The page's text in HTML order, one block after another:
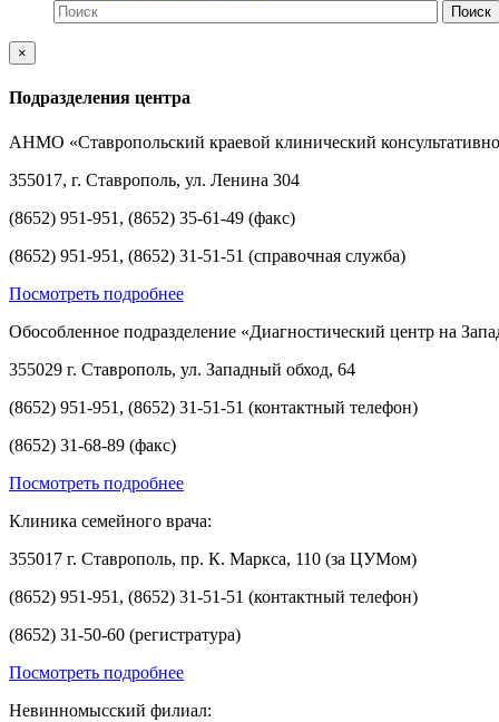
×
Подразделения центра
АНМО «Ставропольский краевой клинический
355017, г. Ставрополь, ул. Ленина 304
(8652) 951-951, (8652) 35-61-49 (факс)
(8652) 951-951, (8652) 31-51-51 (справочная служба)
Посмотреть подробнее
Обособленное подразделение «Диагностический центр на
355029 г. Ставрополь, ул. Западный обход, 64
(8652) 951-951, (8652) 31-51-51 (контактный телефон)
(8652) 31-68-89 (факс)
Посмотреть подробнее
Клиника семейного врача:
355017 г. Ставрополь, пр. К. Маркса, 110 (за ЦУМом)
(8652) 951-951, (8652) 31-51-51 (контактный телефон)
(8652) 31-50-60 (регистратура)
Посмотреть подробнее
Невинномысский филиал: